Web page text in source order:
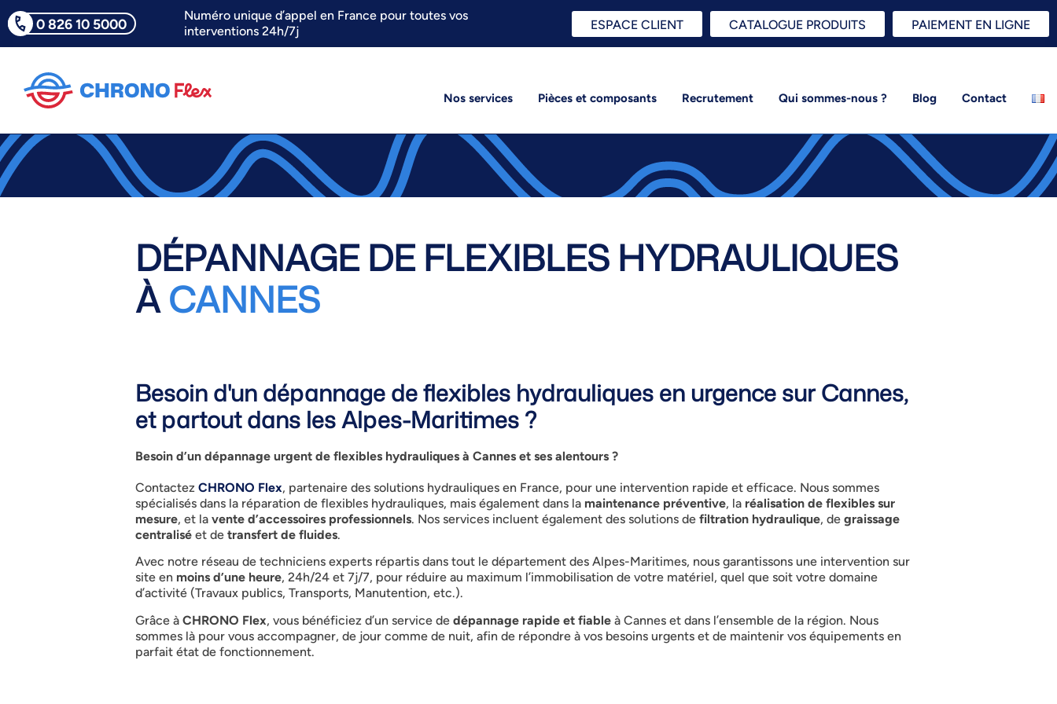
0 826 10 5000
Numéro unique d’appel en France pour toutes vos
interventions 24h/7j
ESPACE CLIENT CATALOGUE PRODUITS PAIEMENT EN LIGNE
Nos services Pièces et composants Recrutement Qui sommes-nous ? Blog Contact
DÉPANNAGE DE FLEXIBLES HYDRAULIQUES
ÀCANNES
Besoin d'un dépannage de flexibles hydrauliques en urgence sur Cannes,
et partout dans les Alpes-Maritimes ?
Besoin d’un dépannage urgent de flexibles hydrauliques à Cannes et ses alentours ?
Contactez CHRONO Flex, partenaire des solutions hydrauliques en France, pour une intervention rapide et efficace. Nous sommes
spécialisés dans la réparation de flexibles hydrauliques, mais également dans la maintenance préventive, la réalisation de flexibles sur
mesure, et la vente d’accessoires professionnels. Nos services incluent également des solutions de filtration hydraulique, de graissage
centralisé et de transfert de fluides.
Avec notre réseau de techniciens experts répartis dans tout le département des Alpes-Maritimes, nous garantissons une intervention sur
site en moins d’une heure, 24h/24 et 7j/7, pour réduire au maximum l’immobilisation de votre matériel, quel que soit votre domaine
d’activité (Travaux publics, Transports, Manutention, etc.).
Grâce à CHRONO Flex, vous bénéficiez d’un service de dépannage rapide et fiable à Cannes et dans l’ensemble de la région. Nous
sommes là pour vous accompagner, de jour comme de nuit, afin de répondre à vos besoins urgents et de maintenir vos équipements en
parfait état de fonctionnement.